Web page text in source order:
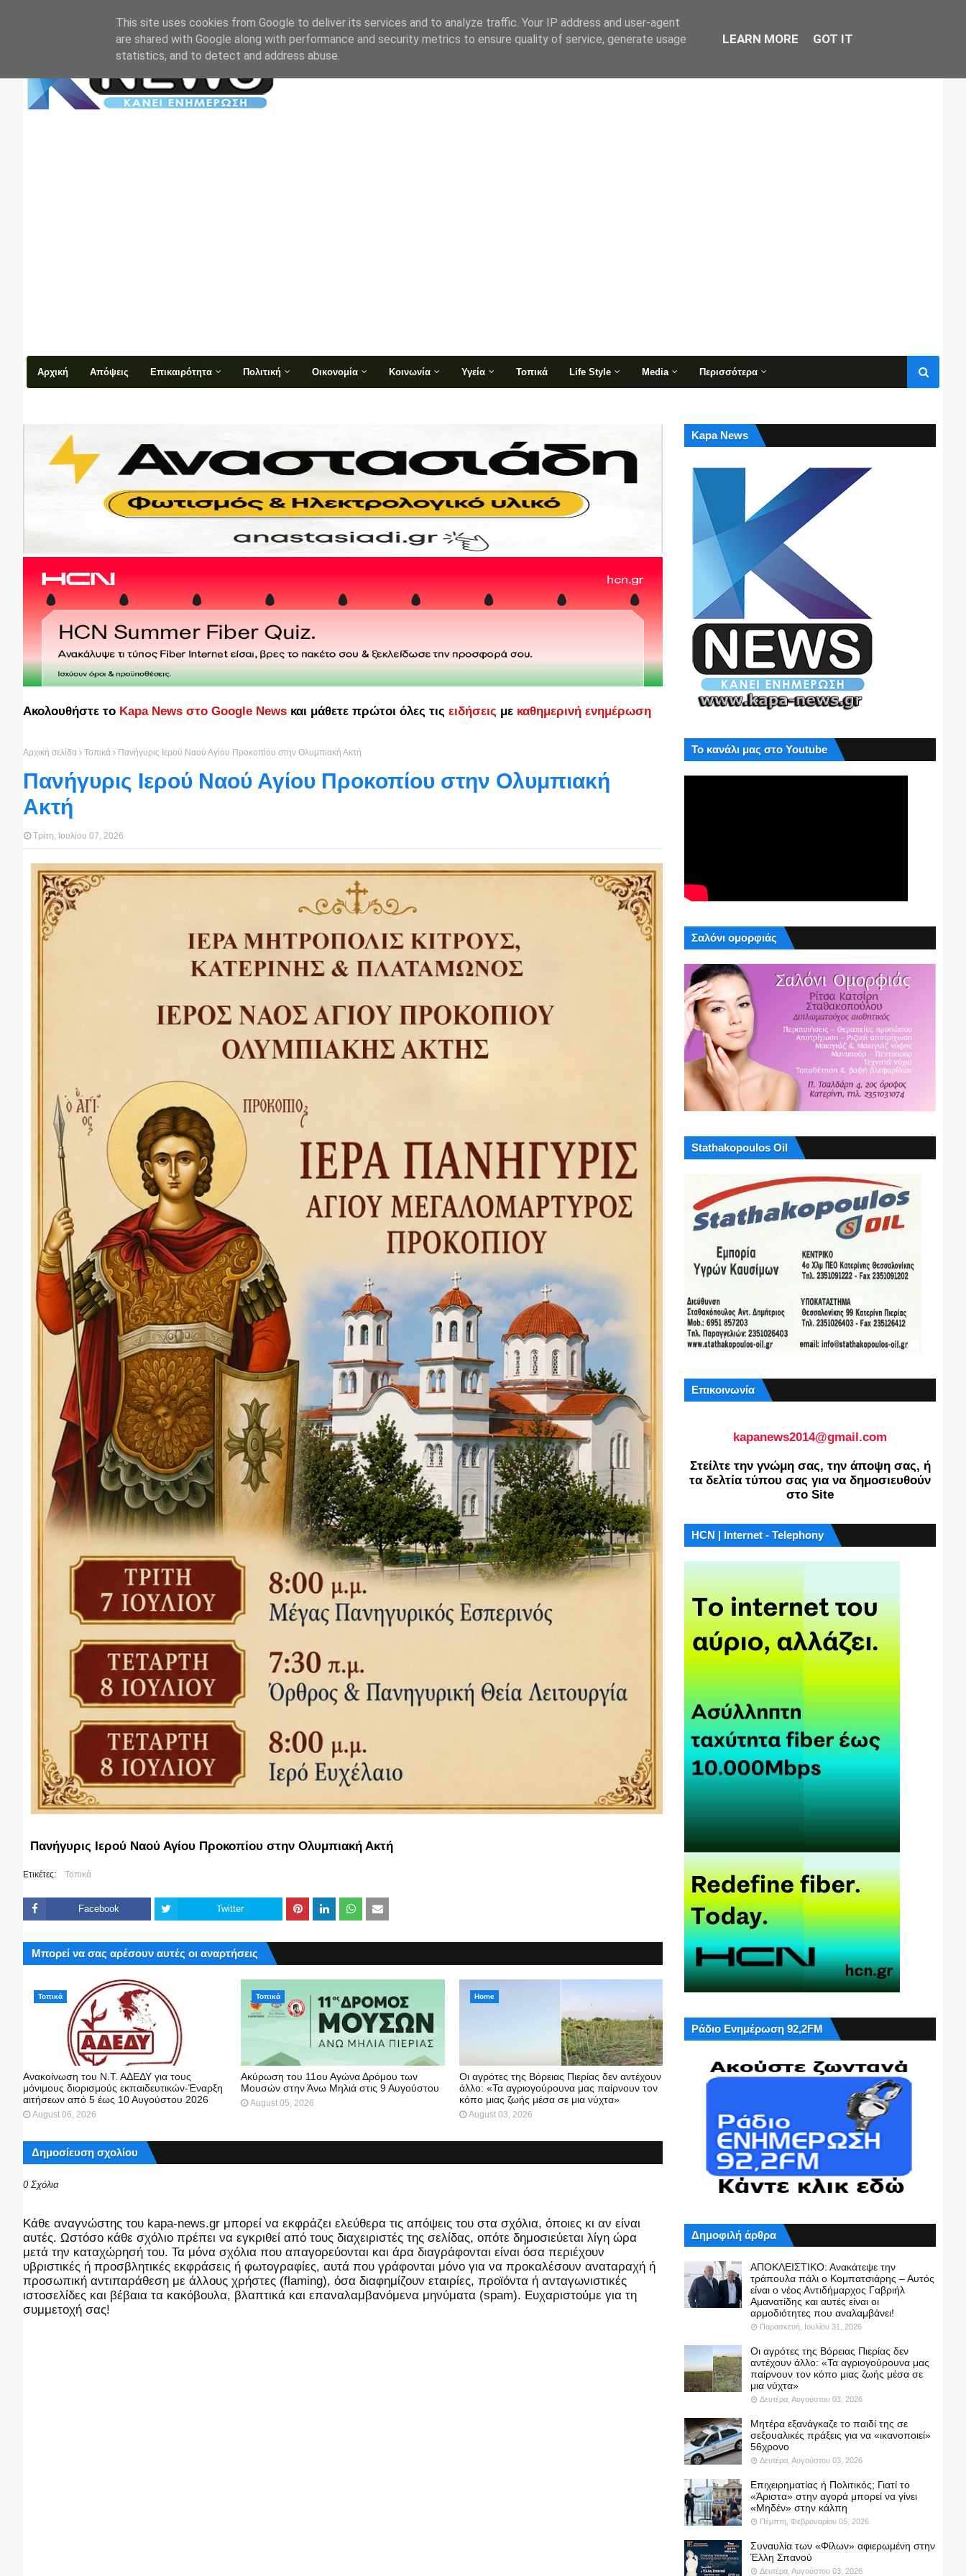
Αρχική Απόψεις Επικαιρότητα Πολιτική Οικονομία Κοινωνία Υγεία Τοπικά Life Style Media Περισσότερα
Ακολουθήστε το Kapa News στο Google News και μάθετε πρώτοι όλες τις ειδήσεις με καθημερινή ενημέρωση
Αρχική σελίδα Τοπικά Πανήγυρις Ιερού Ναού Αγίου Προκοπίου στην Ολυμπιακή Ακτή
Πανήγυρις Ιερού Ναού Αγίου Προκοπίου στην Ολυμπιακή
Ακτή
Τρίτη, Ιουλίου 07, 2026
Πανήγυρις Ιερού Ναού Αγίου Προκοπίου στην Ολυμπιακή Ακτή
Ετικέτες: Τοπικά
Facebook Twitter
Μπορεί να σας αρέσουν αυτές οι αναρτήσεις
Τοπικά
Ανακοίνωση του Ν.Τ. ΑΔΕΔΥ για τους
μόνιμους διορισμούς εκπαιδευτικών-Έναρξη
αιτήσεων από 5 έως 10 Αυγούστου 2026
August 06, 2026
Τοπικά
Ακύρωση του 11ου Αγώνα Δρόμου των
Μουσών στην Άνω Μηλιά στις 9 Αυγούστου
August 05, 2026
Home
Οι αγρότες της Βόρειας Πιερίας δεν αντέχουν
άλλο: «Τα αγριογούρουνα μας παίρνουν τον
κόπο μιας ζωής μέσα σε μια νύχτα»
August 03, 2026
Δημοσίευση σχολίου
0 Σχόλια
Kάθε αναγνώστης του kapa-news.gr μπορεί να εκφράζει ελεύθερα τις απόψεις του στα σχόλια, όποιες κι αν είναι
αυτές. Ωστόσο κάθε σχόλιο πρέπει να εγκριθεί από τους διαχειριστές της σελίδας, οπότε δημοσιεύεται λίγη ώρα
μετά την καταχώρησή του. Τα μόνα σχόλια που απαγορεύονται και άρα διαγράφονται είναι όσα περιέχουν
υβριστικές ή προσβλητικές εκφράσεις ή φωτογραφίες, αυτά που γράφονται μόνο για να προκαλέσουν αναταραχή ή
προσωπική αντιπαράθεση με άλλους χρήστες (flaming), όσα διαφημίζουν εταιρίες, προϊόντα ή ανταγωνιστικές
ιστοσελίδες και βέβαια τα κακόβουλα, βλαπτικά και επαναλαμβανόμενα μηνύματα (spam). Ευχαριστούμε για τη
συμμετοχή σας!
Kapa News
Το κανάλι μας στο Youtube
Σαλόνι ομορφιάς
Stathakopoulos Oil
Επικοινωνία
kapanews2014@gmail.com
Στείλτε την γνώμη σας, την άποψη σας, ή
τα δελτία τύπου σας για να δημοσιευθούν
στο Site
HCN | Internet - Telephony
Ράδιο Ενημέρωση 92,2FM
Δημοφιλή άρθρα
ΑΠΟΚΛΕΙΣΤΙΚΟ: Ανακάτεψε την
τράπουλα πάλι ο Κομπατσιάρης – Αυτός
είναι ο νέος Αντιδήμαρχος Γαβριήλ
Αμανατίδης και αυτές είναι οι
αρμοδιότητες που αναλαμβάνει!
Παρασκευή, Ιουλίου 31, 2026
Οι αγρότες της Βόρειας Πιερίας δεν
αντέχουν άλλο: «Τα αγριογούρουνα μας
παίρνουν τον κόπο μιας ζωής μέσα σε
μια νύχτα»
Δευτέρα, Αυγούστου 03, 2026
Μητέρα εξανάγκαζε το παιδί της σε
σεξουαλικές πράξεις για να «ικανοποιεί»
56χρονο
Δευτέρα, Αυγούστου 03, 2026
Επιχειρηματίας ή Πολιτικός; Γιατί το
«Άριστα» στην αγορά μπορεί να γίνει
«Μηδέν» στην κάλπη
Πέμπτη, Φεβρουαρίου 05, 2026
Συναυλία των «Φίλων» αφιερωμένη στην
Έλλη Σπανού
Δευτέρα, Αυγούστου 03, 2026
This site uses cookies from Google to deliver its services and to analyze traffic. Your IP address and user-agent
are shared with Google along with performance and security metrics to ensure quality of service, generate usage
statistics, and to detect and address abuse.
LEARN MORE GOT IT